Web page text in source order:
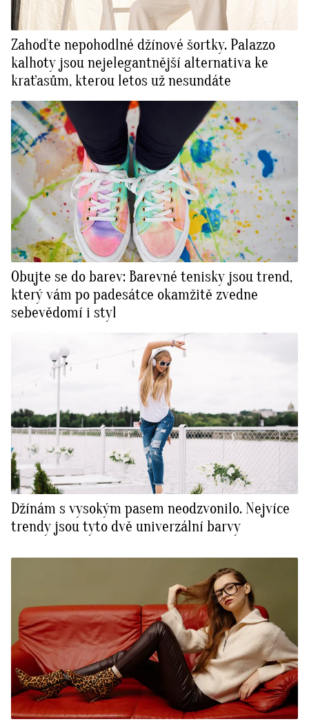
Zahoďte nepohodlné džínové šortky. Palazzo
kalhoty jsou nejelegantnější alternativa ke
kraťasům, kterou letos už nesundáte
Obujte se do barev: Barevné tenisky jsou trend,
který vám po padesátce okamžitě zvedne
sebevědomí i styl
Džínám s vysokým pasem neodzvonilo. Nejvíce
trendy jsou tyto dvě univerzální barvy